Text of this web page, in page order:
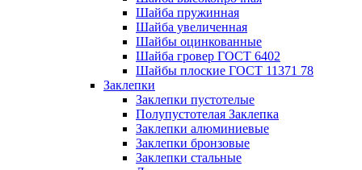
Шайба пружинная
Шайба увеличенная
Шайбы оцинкованные
Шайба гровер ГОСТ 6402
Шайбы плоские ГОСТ 11371 78
Заклепки
Заклепки пустотелые
Полупустотелая Заклепка
Заклепки алюминиевые
Заклепки бронзовые
Заклепки стальные